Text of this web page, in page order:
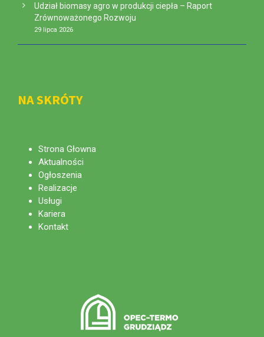
Udział biomasy agro w produkcji ciepła – Raport
Zrównoważonego Rozwoju
29 lipca 2026
NA SKRÓTY
Strona Głowna
Aktualności
Ogłoszenia
Realizacje
Usługi
Kariera
Kontakt